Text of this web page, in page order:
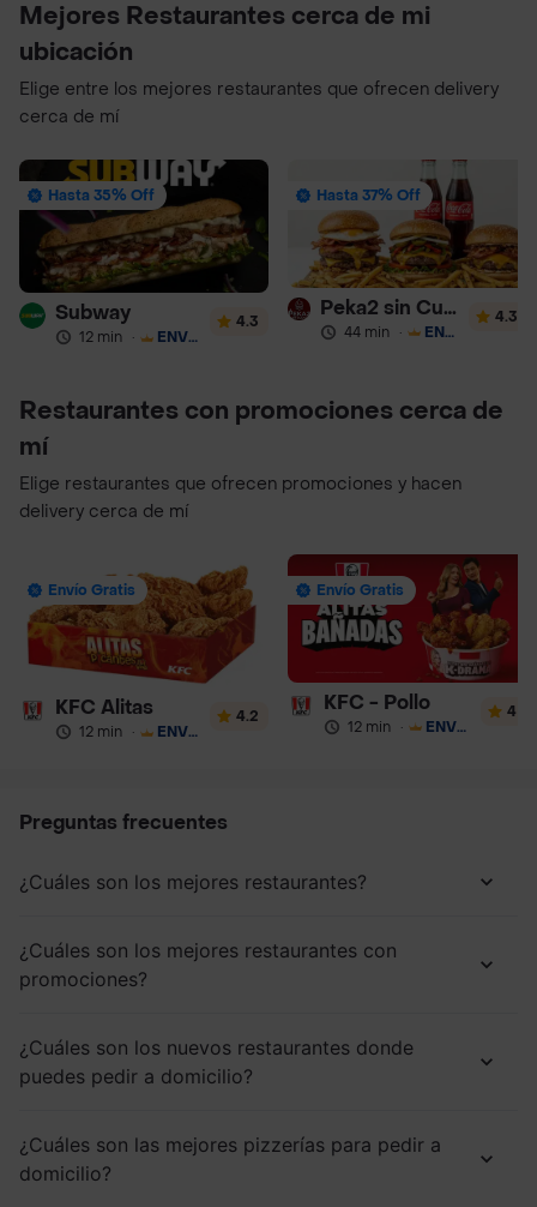
Mejores Restaurantes cerca de mi
ubicación
Elige entre los mejores restaurantes que ofrecen delivery
cerca de mí
Hasta 35% Off
Subway
12 min · ENVÍO GRATIS
4.3
Hasta 37% Off
Peka2 sin Culpa Lourdes
44 min · ENVÍO GRATIS
4.3
Restaurantes con promociones cerca de
mí
Elige restaurantes que ofrecen promociones y hacen
delivery cerca de mí
Envío Gratis
KFC Alitas
12 min · ENVÍO GRATIS
4.2
Envío Gratis
KFC - Pollo
12 min · ENVÍO GRATIS
4
Preguntas frecuentes
¿Cuáles son los mejores restaurantes?
¿Cuáles son los mejores restaurantes con
promociones?
¿Cuáles son los nuevos restaurantes donde
puedes pedir a domicilio?
¿Cuáles son las mejores pizzerías para pedir a
domicilio?